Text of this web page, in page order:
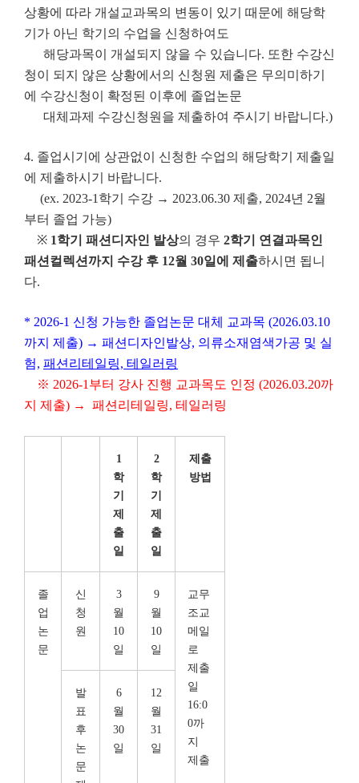
상황에 따라 개설교과목의 변동이 있기 때문에 해당학
기가 아닌 학기의 수업을 신청하여도
해당과목이 개설되지 않을 수 있습니다. 또한 수강신
청이 되지 않은 상황에서의 신청원 제출은 무의미하기
에 수강신청이 확정된 이후에 졸업논문
대체과제 수강신청원을 제출하여 주시기 바랍니다.)
4. 졸업시기에 상관없이 신청한 수업의 해당학기 제출일
에 제출하시기 바랍니다.
(ex. 2023-1학기 수강 → 2023.06.30 제출, 2024년 2월
부터 졸업 가능)
※ 1학기 패션디자인 발상의 경우 2학기 연결과목인
패션컬렉션까지 수강 후 12월 30일에 제출하시면 됩니
다.
* 2026-1 신청 가능한 졸업논문 대체 교과목 (2026.03.10
까지 제출) → 패션디자인발상, 의류소재염색가공 및 실
험, 패션리테일링, 테일러링
※ 2026-1부터 강사 진행 교과목도 인정 (2026.03.20까
지 제출) → 패션리테일링, 테일러링
1
학
기
제
출
일
2
학
기
제
출
일
제출
방법
졸
업
논
문
신
청
원
3
월
10
일
9
월
10
일
교무
조교
메일
로
제출
일
16:0
0까
지
제출
발
표
후
논
문
6
월
30
일
12
월
31
일